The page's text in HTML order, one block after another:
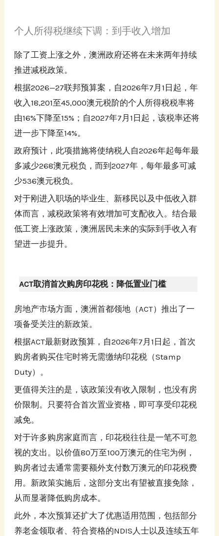
个人所得税继续下调：到手收入增加
除了工资上涨之外，澳洲政府还将在未来两年持续
推进减税政策。
根据2026—27联邦预算案，自2026年7月1日起，年
收入18,201至45,000澳元税阶的个人所得税税率将
由16%下降至15%；自2027年7月1日起，该税率还将
进一步下降至14%。
政府预计，此项措施将使纳税人自2026年起每年最
多减少268澳元税负，而到2027年，每年最多可减
少536澳元税负。
对于刚进入职场的毕业生、新移民以及中低收入群
体而言，减税政策将有效增加可支配收入。结合最
低工资上涨政策，澳洲居民未来的实际到手收入有
望进一步提升。
ACT取消首次购房印花税：降低置业门槛
房地产市场方面，澳洲首都领地（ACT）推出了一
项备受关注的新政策。
根据ACT最新财政预算，自2026年7月1日起，首次
购房者购买住宅时将无需缴纳印花税（Stamp
Duty）。
更值得关注的是，该政策没有收入限制，也没有房
价限制。只要符合首次置业资格，即可享受印花税
减免。
对于许多购房家庭而言，印花税往往是一笔不可忽
视的支出。以价值80万至100万澳元的住宅为例，
购房者过去通常需要额外支付数万澳元的印花税费
用。新政策实施后，这部分支出有望被直接免除，
从而显著降低购房成本。
此外，本次预算还扩大了优惠适用范围，包括部分
养老金领取者、符合资格的NDIS人士以及连续五年